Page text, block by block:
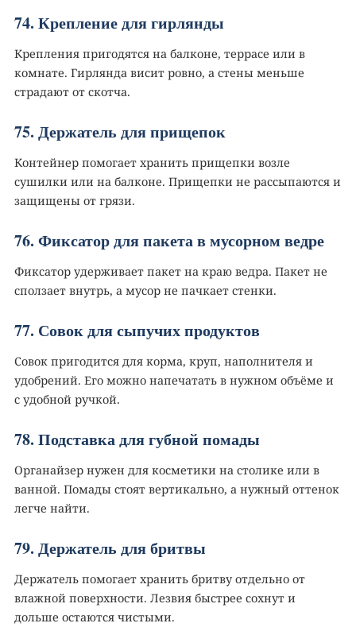
74. Крепление для гирлянды
Крепления пригодятся на балконе, террасе или в
комнате. Гирлянда висит ровно, а стены меньше
страдают от скотча.
75. Держатель для прищепок
Контейнер помогает хранить прищепки возле
сушилки или на балконе. Прищепки не рассыпаются и
защищены от грязи.
76. Фиксатор для пакета в мусорном ведре️
Фиксатор удерживает пакет на краю ведра. Пакет не
сползает внутрь, а мусор не пачкает стенки.
77. Совок для сыпучих продуктов
Совок пригодится для корма, круп, наполнителя и
удобрений. Его можно напечатать в нужном объёме и
с удобной ручкой.
78. Подставка для губной помады
Органайзер нужен для косметики на столике или в
ванной. Помады стоят вертикально, а нужный оттенок
легче найти.
79. Держатель для бритвы
Держатель помогает хранить бритву отдельно от
влажной поверхности. Лезвия быстрее сохнут и
дольше остаются чистыми.